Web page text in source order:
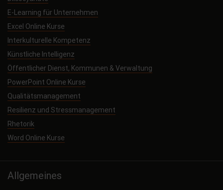
E-Learning für Unternehmen
Excel Online Kurse
Interkulturelle Kompetenz
Künstliche Intelligenz
Öffentlicher Dienst, Kommunen & Verwaltung
PowerPoint Online Kurse
Qualitätsmanagement
Resilienz und Stressmanagement
Rhetorik
Word Online Kurse
Allgemeines